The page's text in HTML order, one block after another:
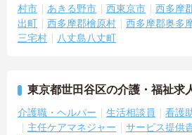
村市
あきる野市 西東京市 西多摩
出町
西多摩郡檜原村 西多摩郡奥多
三宅村
八丈島八丈町
東京都世田谷区の介護・福祉求
介護職・ヘルパー 生活相談員 看護
主任ケアマネジャー
サービス提供